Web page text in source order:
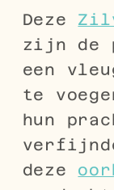
Deze
zijn de
een
te
hun
deze